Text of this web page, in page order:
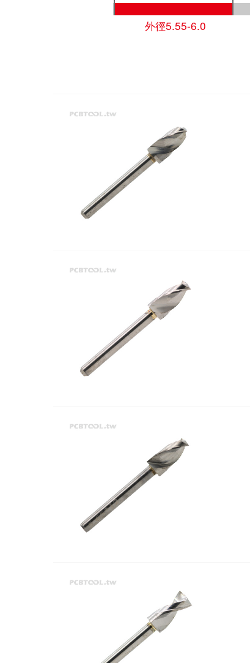
外徑5.55-6.0